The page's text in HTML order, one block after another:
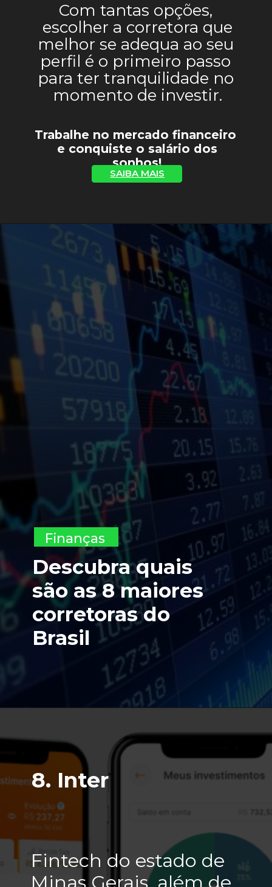
Com tantas opções,
escolher a corretora que
melhor se adequa ao seu
perfil é o primeiro passo
para ter tranquilidade no
momento de investir.
Trabalhe no mercado financeiro
e conquiste o salário dos
sonhos!
SAIBA MAIS
Descubra quais
são as 8 maiores
corretoras do
Brasil
Finanças
Fintech do estado de
8. Inter